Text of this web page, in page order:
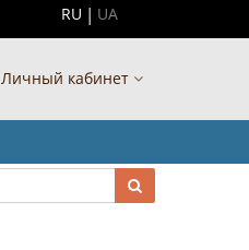
RU UA
Личный кабинет